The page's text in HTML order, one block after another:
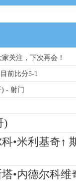
关注，下次再会！
前比分5-1
- 射门
)
•米利基奇↑
•内德尔科维